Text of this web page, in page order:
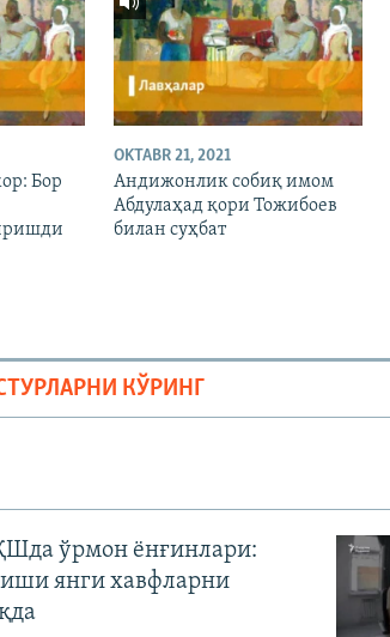
Бор
OKTABR 21, 2021
Андижонлик собиқ имом
Абдулаҳад қори Тожибоев
билан суҳбат
КЎРИНГ
ўрмон ёнғинлари:
янги хавфларни